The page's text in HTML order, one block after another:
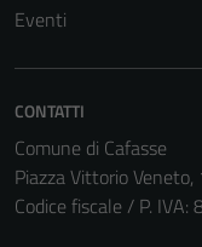
Eventi
CONTATTI
Comune di Cafasse
Piazza Vittorio
Codice fiscale / P.